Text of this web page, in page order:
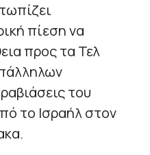
πίεση να
προς τα Τελ
του
το Ισραήλ στον